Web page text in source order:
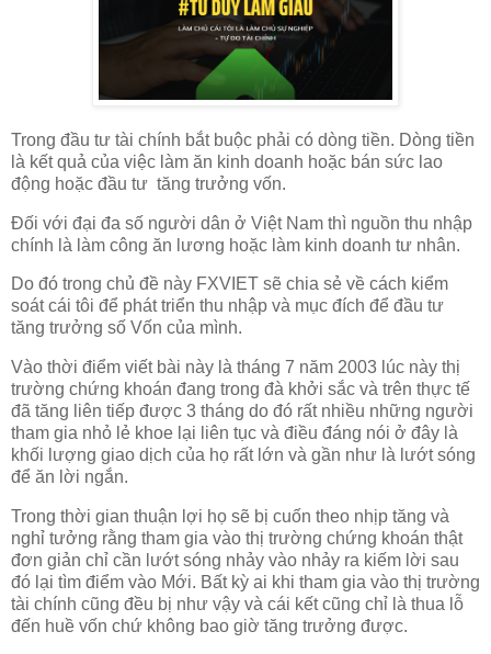
Trong đầu tư tài chính bắt buộc phải có dòng tiền. Dòng tiền
là kết quả của việc làm ăn kinh doanh hoặc bán sức lao
động hoặc đầu tư tăng trưởng vốn.
Đối với đại đa số người dân ở Việt Nam thì nguồn thu nhập
chính là làm công ăn lương hoặc làm kinh doanh tư nhân.
Do đó trong chủ đề này FXVIET sẽ chia sẻ về cách kiểm
soát cái tôi để phát triển thu nhập và mục đích để đầu tư
tăng trưởng số Vốn của mình.
Vào thời điểm viết bài này là tháng 7 năm 2003 lúc này thị
trường chứng khoán đang trong đà khởi sắc và trên thực tế
đã tăng liên tiếp được 3 tháng do đó rất nhiều những người
tham gia nhỏ lẻ khoe lại liên tục và điều đáng nói ở đây là
khối lượng giao dịch của họ rất lớn và gần như là lướt sóng
để ăn lời ngắn.
Trong thời gian thuận lợi họ sẽ bị cuốn theo nhịp tăng và
nghỉ tưởng rằng tham gia vào thị trường chứng khoán thật
đơn giản chỉ cần lướt sóng nhảy vào nhảy ra kiếm lời sau
đó lại tìm điểm vào Mới. Bất kỳ ai khi tham gia vào thị trường
tài chính cũng đều bị như vậy và cái kết cũng chỉ là thua lỗ
đến huề vốn chứ không bao giờ tăng trưởng được.